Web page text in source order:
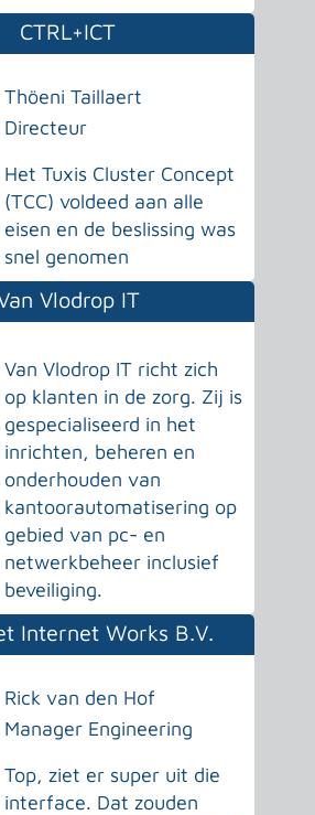
CTRL+ICT
Thöeni Taillaert
Directeur
Het Tuxis Cluster Concept
(TCC) voldeed aan alle
eisen en de beslissing was
snel genomen
Vlodrop IT
Van Vlodrop IT richt zich
op klanten in de zorg. Zij is
gespecialiseerd in het
inrichten, beheren en
onderhouden van
kantoorautomatisering op
gebied van pc- en
netwerkbeheer inclusief
beveiliging.
Internet Works B.V.
Rick van den Hof
Manager Engineering
Top, ziet er super uit die
interface. Dat zouden